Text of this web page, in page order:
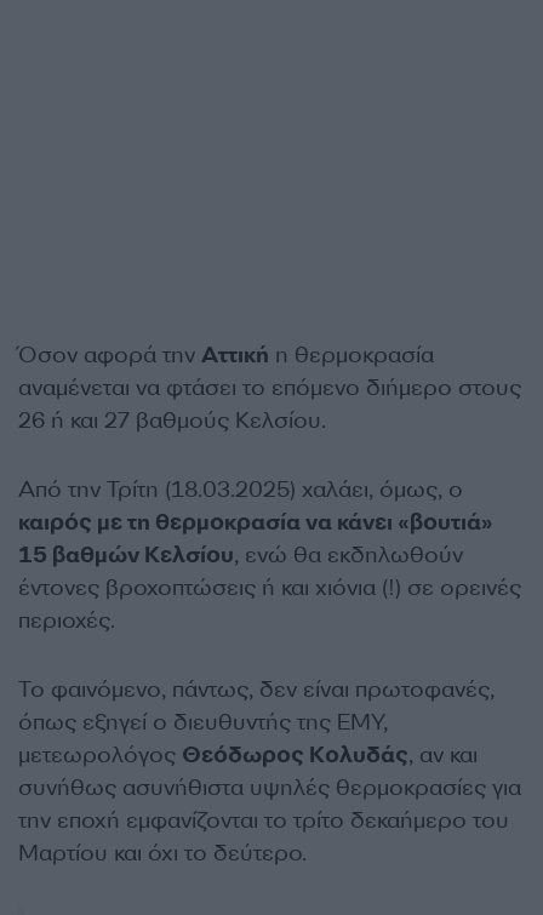
Όσον αφορά την Αττική η θερμοκρασία
αναμένεται να φτάσει το επόμενο διήμερο στους
26 ή και 27 βαθμούς Κελσίου.
Από την Τρίτη (18.03.2025) χαλάει, όμως, ο
καιρός με τη θερμοκρασία να κάνει «βουτιά»
15 βαθμών Κελσίου, ενώ θα εκδηλωθούν
έντονες βροχοπτώσεις ή και χιόνια (!) σε ορεινές
περιοχές.
Το φαινόμενο, πάντως, δεν είναι πρωτοφανές,
όπως εξηγεί ο διευθυντής της ΕΜΥ,
μετεωρολόγος Θεόδωρος Κολυδάς, αν και
συνήθως ασυνήθιστα υψηλές θερμοκρασίες για
την εποχή εμφανίζονται το τρίτο δεκαήμερο του
Μαρτίου και όχι το δεύτερο.